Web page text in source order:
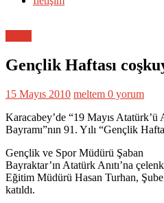
Gençlik Haftası
15 Mayıs 2010 meltem 0 yorum
Karacabey’de “19 Mayıs
Bayramı”nın 91. Yılı “Gençlik
Gençlik ve Spor Müdürü Şaban
Bayraktar’ın Atatürk Anıtı’na
Eğitim Müdürü Hasan Turhan,
katıldı.